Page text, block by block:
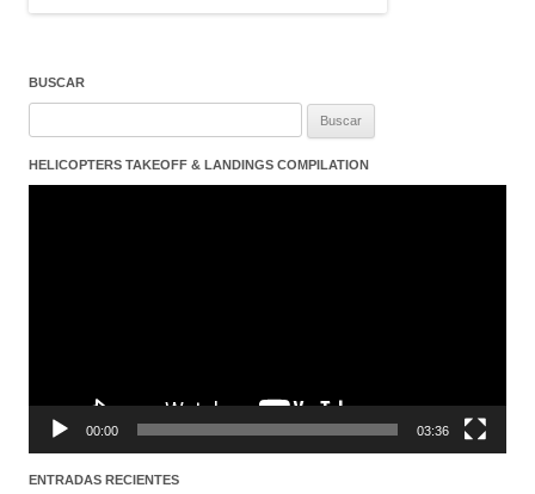
BUSCAR
HELICOPTERS TAKEOFF & LANDINGS COMPILATION
00:00 03:36
ENTRADAS RECIENTES